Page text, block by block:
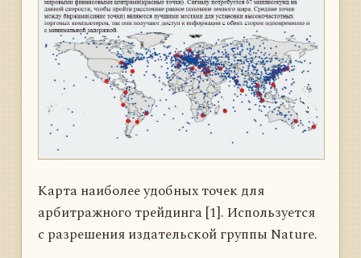
Карта наиболее удобных точек для
арбитражного трейдинга [1]. Используется
с разрешения издательской группы Nature.